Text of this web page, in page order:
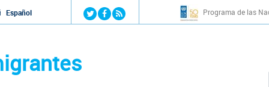
Jump to navigation
Español Programa de las